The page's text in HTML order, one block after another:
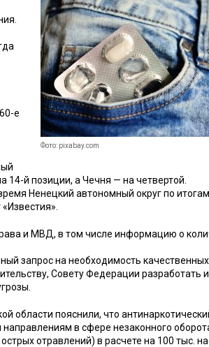
Фото: pixabay.com
е
й позиции, а Чечня — на четвертой.
Ненецкий автономный округ по
и МВД, в том числе информацию о
запрос на необходимость
Совету Федерации разработать и
области пояснили, что
в сфере незаконного
отравлений) в расчете на 100 тыс.